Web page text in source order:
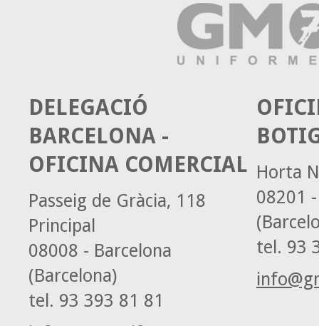
Horta
08201
tel. 93
DELEGACIÓ
BARCELONA -
OFICINA COMERCIAL
Passeig de Gràcia, 118
Principal
08008 - Barcelona
(Barcelona)
tel. 93 393 81 81